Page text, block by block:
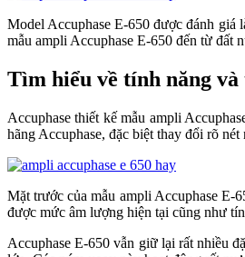
Model Accuphase E-650 được đánh giá
mẫu ampli Accuphase E-650 đến từ đất
Tìm hiểu về tính năng và
Accuphase thiết kế mẫu ampli
hãng Accuphase, đặc biệt thay đổi rõ
Mặt trước của mẫu ampli Accuphase
được mức âm lượng hiện tại cũng như
Accuphase E-650 vẫn giữ lại rất nhiều